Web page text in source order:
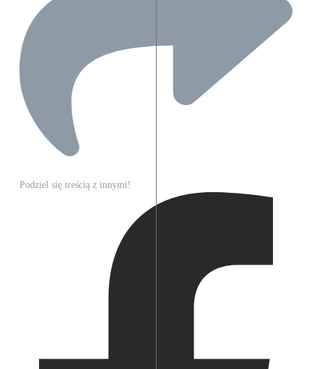
Podziel się treścią z innymi!